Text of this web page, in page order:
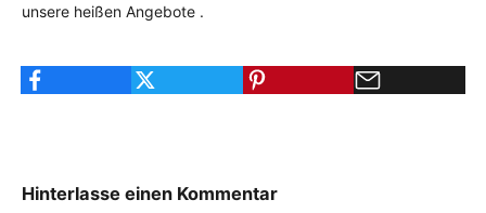
unsere heißen Angebote .
Hinterlasse einen Kommentar